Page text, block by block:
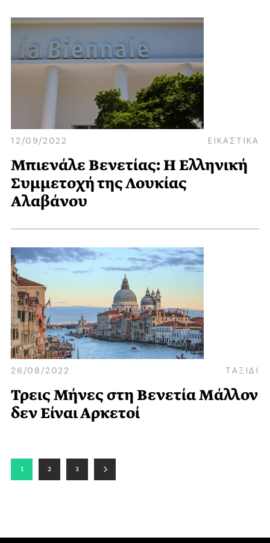
12/09/2022 ΕΙΚΑΣΤΙΚΑ
Μπιενάλε Βενετίας: Η Ελληνική
Συμμετοχή της Λουκίας
Αλαβάνου
26/08/2022 ΤΑΞΙΔΙ
Τρεις Μήνες στη Βενετία Μάλλον
δεν Είναι Αρκετοί
1 2 3